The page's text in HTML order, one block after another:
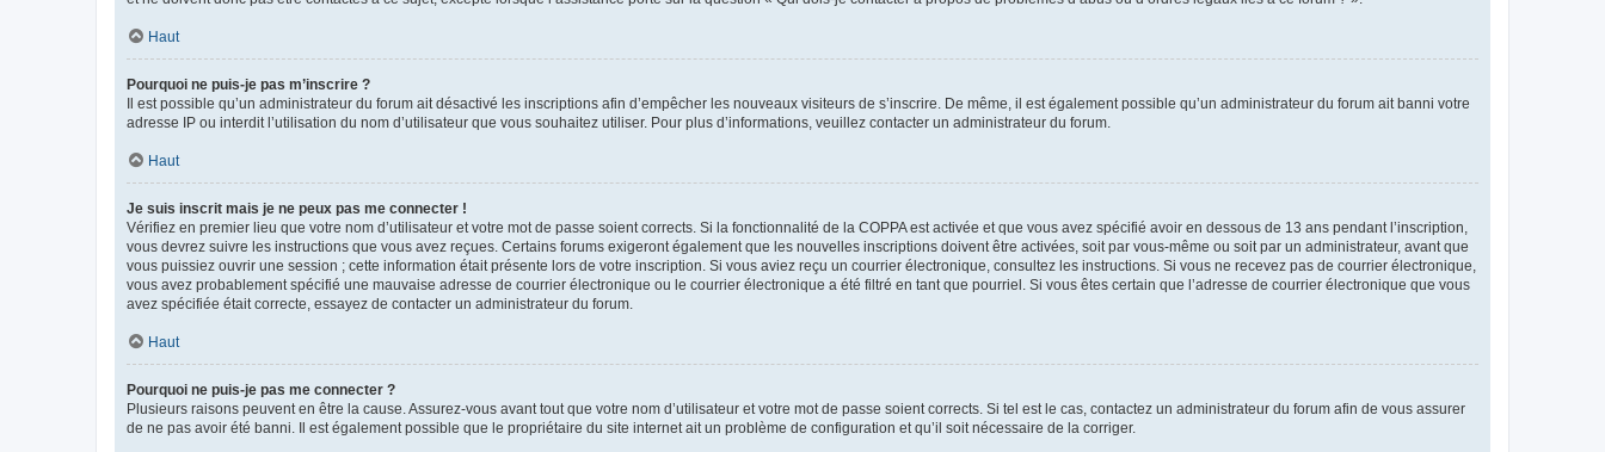
Haut
Pourquoi ne puis-je pas m’inscrire ?
Il est possible qu’un administrateur du forum ait désactivé les inscriptions afin d’empêcher les nouveaux visiteurs de s’inscrire. De même, il est également possible qu’un administrateur du forum ait banni votre
adresse IP ou interdit l’utilisation du nom d’utilisateur que vous souhaitez utiliser. Pour plus d’informations, veuillez contacter un administrateur du forum.
Haut
Je suis inscrit mais je ne peux pas me connecter !
Vérifiez en premier lieu que votre nom d’utilisateur et votre mot de passe soient corrects. Si la fonctionnalité de la COPPA est activée et que vous avez spécifié avoir en dessous de 13 ans pendant l’inscription,
vous devrez suivre les instructions que vous avez reçues. Certains forums exigeront également que les nouvelles inscriptions doivent être activées, soit par vous-même ou soit par un administrateur, avant que
vous puissiez ouvrir une session ; cette information était présente lors de votre inscription. Si vous aviez reçu un courrier électronique, consultez les instructions. Si vous ne recevez pas de courrier électronique,
vous avez probablement spécifié une mauvaise adresse de courrier électronique ou le courrier électronique a été filtré en tant que pourriel. Si vous êtes certain que l’adresse de courrier électronique que vous
avez spécifiée était correcte, essayez de contacter un administrateur du forum.
Haut
Pourquoi ne puis-je pas me connecter ?
Plusieurs raisons peuvent en être la cause. Assurez-vous avant tout que votre nom d’utilisateur et votre mot de passe soient corrects. Si tel est le cas, contactez un administrateur du forum afin de vous assurer
de ne pas avoir été banni. Il est également possible que le propriétaire du site internet ait un problème de configuration et qu’il soit nécessaire de la corriger.